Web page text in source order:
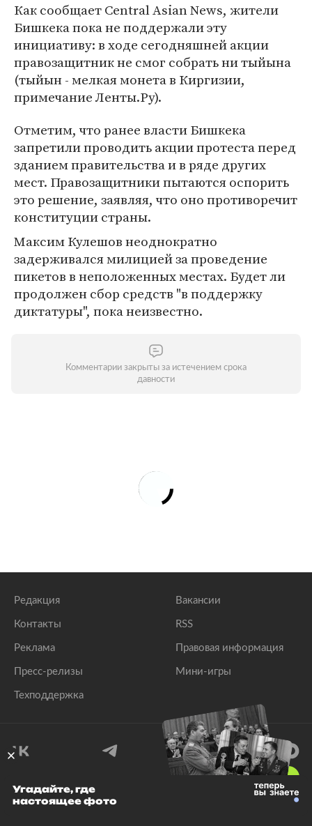
Как сообщает Central Asian News, жители
Бишкека пока не поддержали эту
инициативу: в ходе сегодняшней акции
правозащитник не смог собрать ни тыйына
(тыйын - мелкая монета в Киргизии,
примечание Ленты.Ру).
Отметим, что ранее власти Бишкека
запретили проводить акции протеста перед
зданием правительства и в ряде других
мест. Правозащитники пытаются оспорить
это решение, заявляя, что оно противоречит
конституции страны.
Максим Кулешов неоднократно
задерживался милицией за проведение
пикетов в неположенных местах. Будет ли
продолжен сбор средств "в поддержку
диктатуры", пока неизвестно.
Комментарии закрыты за истечением срока
давности
Редакция
Контакты
Реклама
Пресс-релизы
Техподдержка
Вакансии
RSS
Правовая информация
Мини-игры
© 1999–2026 Все права защищены.
Угадайте, где
настоящее фото